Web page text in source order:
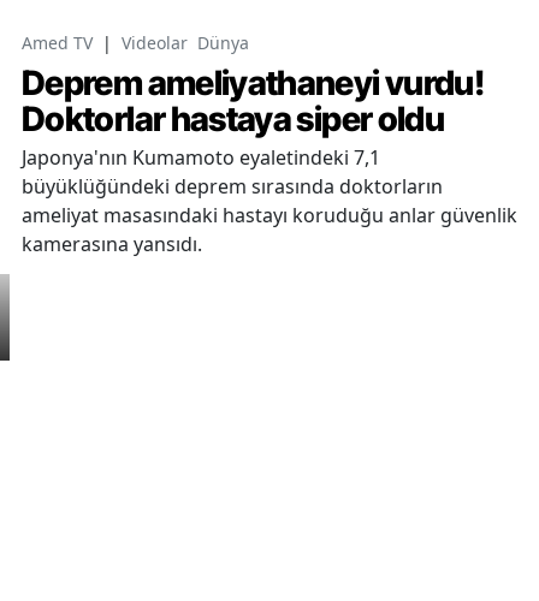
Amed TV | Videolar Dünya
Deprem ameliyathaneyi vurdu!
Doktorlar hastaya siper oldu
Japonya'nın Kumamoto eyaletindeki 7,1
büyüklüğündeki deprem sırasında doktorların
ameliyat masasındaki hastayı koruduğu anlar güvenlik
kamerasına yansıdı.